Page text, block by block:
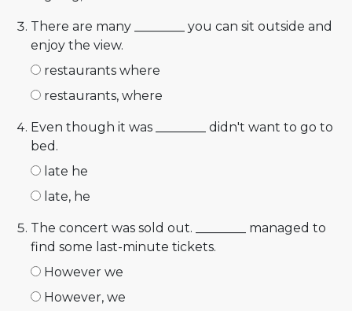
There are many ________ you can sit outside and
enjoy the view.
restaurants where
restaurants, where
Even though it was ________ didn't want to go to
bed.
late he
late, he
The concert was sold out. ________ managed to
find some last-minute tickets.
However we
However, we